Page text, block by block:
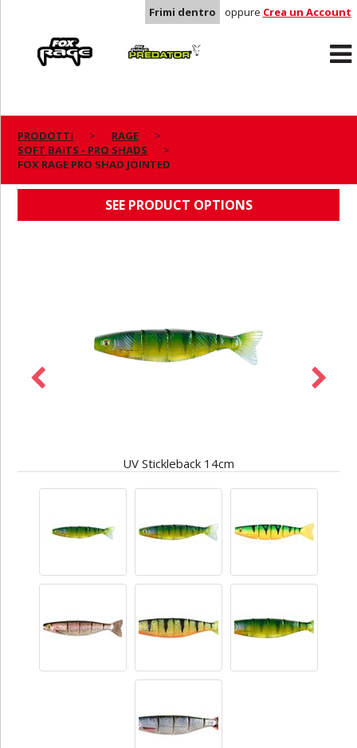
Frimi dentro oppure Crea un Account
Predator
PRODOTTI
RAGE
SOFT BAITS - PRO SHADS
FOX RAGE PRO SHAD JOINTED
FOX RAGE PRO SHAD JOINTED
SEE PRODUCT OPTIONS
UV Stickleback 14cm